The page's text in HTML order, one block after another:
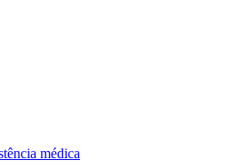
médica